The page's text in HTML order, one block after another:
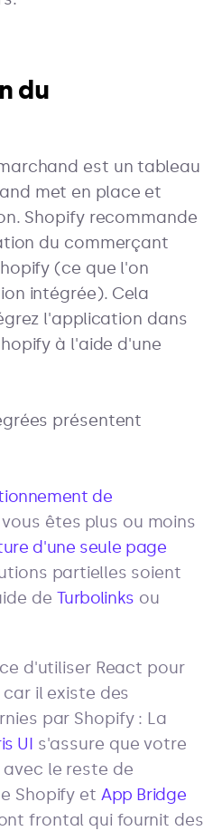
du
est un tableau
met en place et
Shopify recommande
du commerçant
(ce que l'on
intégrée). Cela
l'application dans
à l'aide d'une
présentent
de
vous êtes plus ou moins
d'une seule page
partielles soient
de Turbolinks ou
d'utiliser React pour
il existe des
par Shopify : La
UI s'assure que votre
le reste de
Shopify et App Bridge
frontal qui fournit des